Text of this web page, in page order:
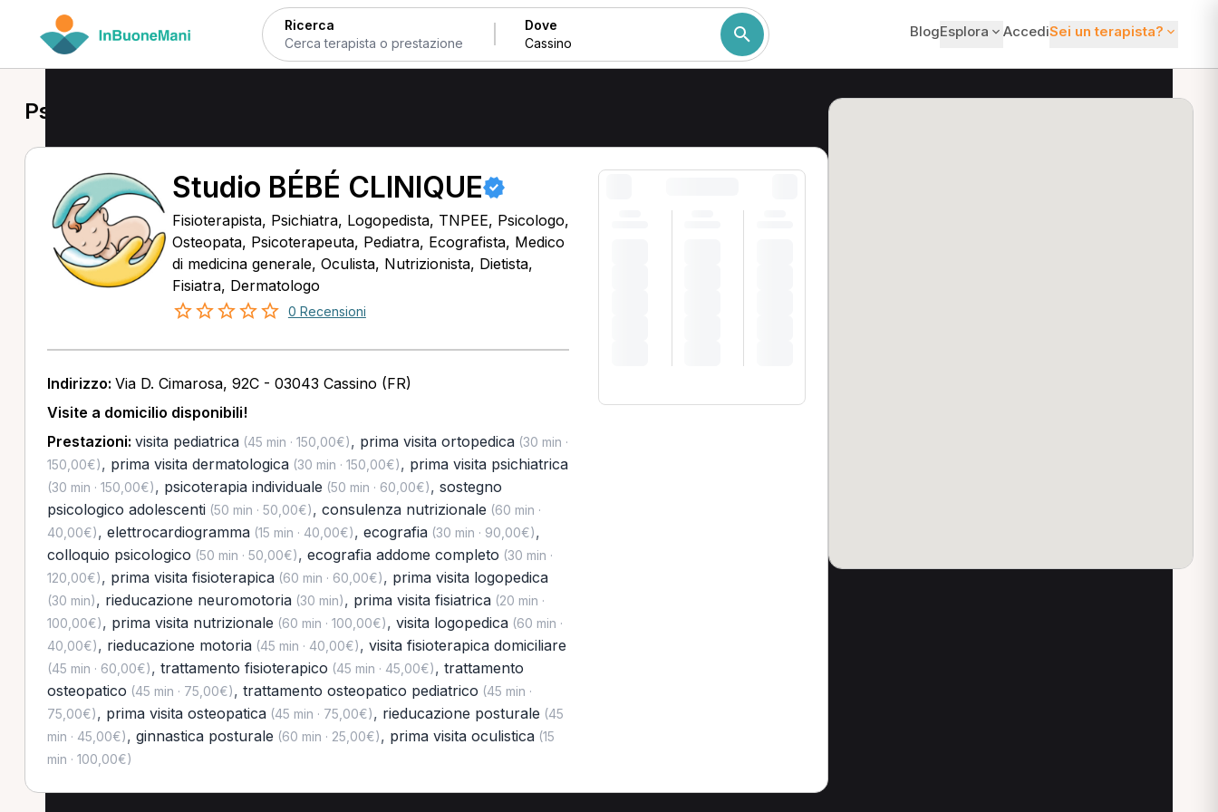
Ricerca Dove BlogEsplora AccediSei un terapista?
Psicoterapeuta a Cassino
Studio BÉBÉ CLINIQUE
Fisioterapista, Psichiatra, Logopedista, TNPEE, Psicologo,
Osteopata, Psicoterapeuta, Pediatra, Ecografista, Medico
di medicina generale, Oculista, Nutrizionista, Dietista,
Fisiatra, Dermatologo
0 Recensioni
Indirizzo: Via D. Cimarosa, 92C - 03043 Cassino (FR)
Visite a domicilio disponibili!
Prestazioni: visita pediatrica(45 min · 150,00€), prima visita ortopedica(30 min ·
150,00€), prima visita dermatologica(30 min · 150,00€), prima visita psichiatrica
(30 min · 150,00€), psicoterapia individuale (50 min · 60,00€), sostegno
psicologico adolescenti(50 min · 50,00€), consulenza nutrizionale (60 min ·
40,00€), elettrocardiogramma(15 min · 40,00€), ecografia(30 min · 90,00€),
colloquio psicologico (50 min · 50,00€), ecografia addome completo (30 min ·
120,00€), prima visita fisioterapica(60 min · 60,00€), prima visita logopedica
(30 min), rieducazione neuromotoria(30 min), prima visita fisiatrica(20 min ·
100,00€), prima visita nutrizionale (60 min · 100,00€), visita logopedica(60 min ·
40,00€), rieducazione motoria(45 min · 40,00€), visita fisioterapica domiciliare
(45 min · 60,00€), trattamento fisioterapico (45 min · 45,00€), trattamento
osteopatico (45 min · 75,00€), trattamento osteopatico pediatrico (45 min ·
75,00€), prima visita osteopatica(45 min · 75,00€), rieducazione posturale (45
min · 45,00€), ginnastica posturale (60 min · 25,00€), prima visita oculistica(15
min · 100,00€)